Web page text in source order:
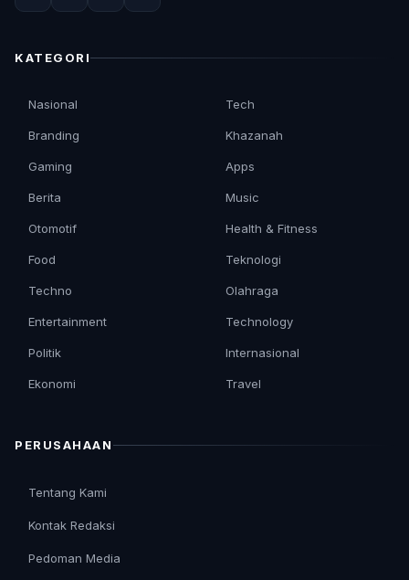
KATEGORI
Nasional
Branding
Gaming
Berita
Otomotif
Tech
Khazanah
Apps
Music
Health & Fitness
Food
Techno
Entertainment
Politik
Ekonomi
Teknologi
Olahraga
Technology
Internasional
Travel
PERUSAHAAN
Tentang Kami
Kontak Redaksi
Pedoman Media